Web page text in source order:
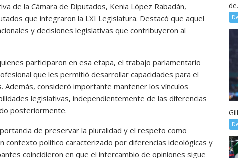
de la Cámara de Diputados, Kenia López Rabadán,
que integraron la LXI Legislatura. Destacó que aquel
y decisiones legislativas que contribuyeron al
participaron en esa etapa, el trabajo parlamentario
que les permitió desarrollar capacidades para el
Además, consideró importante mantener los vínculos
legislativas, independientemente de las diferencias
posteriormente.
de preservar la pluralidad y el respeto como
contexto político caracterizado por diferencias ideológicas y
coincidieron en que el intercambio de opiniones sigue